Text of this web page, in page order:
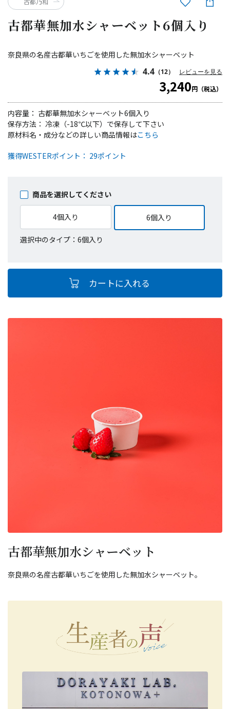
古都華無加水シャーベット6個入り
奈良県の名産古都華いちごを使用した無加水シャーベット
4.4 （12） レビューを見る
3,240円（税込）
内容量： 古都華無加水シャーベット6個入り
保存方法： 冷凍（-18℃以下）で保存して下さい
獲得WESTERポイント： 29ポイント
商品を選択してください
4個入り 6個入り
選択中のタイプ：6個入り
原材料名・成分などの詳しい商品情報はこちら
古都華無加水シャーベット
奈良県の名産古都華いちごを使用した無加水シャーベット。